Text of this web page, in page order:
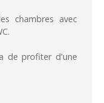
chambres avec
de profiter d'une